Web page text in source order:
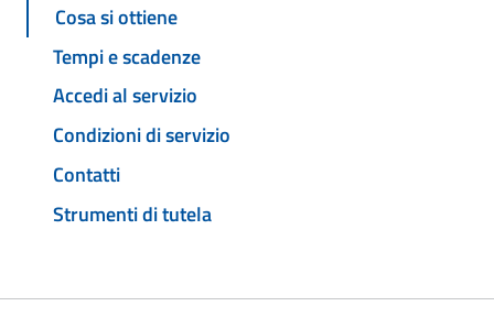
Cosa si ottiene
Tempi e scadenze
Accedi al servizio
Condizioni di servizio
Contatti
Strumenti di tutela